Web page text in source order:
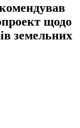
щодо
земельних